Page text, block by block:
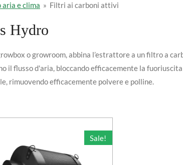
e clima » Filtri ai carboni attivi
Hydro
o growroom, abbina l’estrattorea un filtro a
il flusso d'aria, bloccando efficacemente la
rimuovendo efficacemente polvere e polline.
Sale!